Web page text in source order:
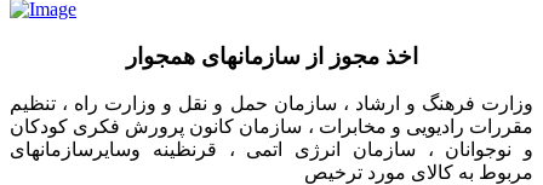
اخذ مجوز از سازمانهای همجوار
وزارت فرهنگ و ارشاد ، سازمان حمل و نقل و وزارت راه ، تنظیم
مقررات رادیویی و مخابرات ، سازمان کانون پرورش فکری کودکان
و نوجوانان ، سازمان انرژی اتمی ، قرنظینه وسایرسازمانهای
مربوط به کالای مورد ترخیص